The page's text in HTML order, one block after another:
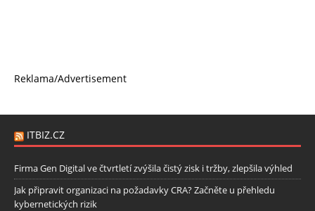
Reklama/Advertisement
ITBIZ.CZ
Firma Gen Digital ve čtvrtletí zvýšila čistý zisk i tržby, zlepšila výhled
Jak připravit organizaci na požadavky CRA? Začněte u přehledu
kybernetických rizik